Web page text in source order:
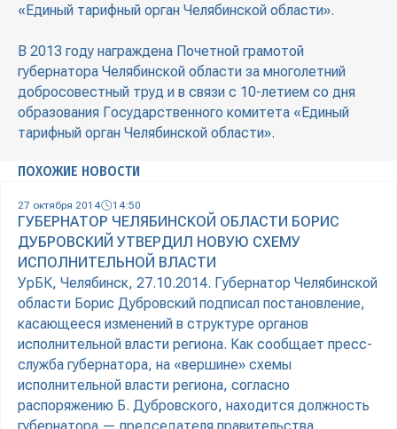
«Единый тарифный орган Челябинской области».
В 2013 году награждена Почетной грамотой
губернатора Челябинской области за многолетний
добросовестный труд и в связи с 10-летием со дня
образования Государственного комитета «Единый
тарифный орган Челябинской области».
ПОХОЖИЕ НОВОСТИ
27 октября 2014 14:50
ГУБЕРНАТОР ЧЕЛЯБИНСКОЙ ОБЛАСТИ БОРИС
ДУБРОВСКИЙ УТВЕРДИЛ НОВУЮ СХЕМУ
ИСПОЛНИТЕЛЬНОЙ ВЛАСТИ
УрБК, Челябинск, 27.10.2014. Губернатор Челябинской
области Борис Дубровский подписал постановление,
касающееся изменений в структуре органов
исполнительной власти региона. Как сообщает пресс-
служба губернатора, на «вершине» схемы
исполнительной власти региона, согласно
распоряжению Б. Дубровского, находится должность